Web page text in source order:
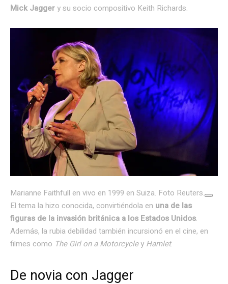
Mick Jaggery su socio compositivo Keith Richards.
Marianne Faithfull en vivo en 1999 en Suiza. Foto Reuters.
El tema la hizo conocida, convirtiéndola en una de las
figuras de la invasión británica a los Estados Unidos.
Además, la rubia debilidad también incursionó en el cine, en
filmes como The Girl on a Motorcycley Hamlet.
De novia con Jagger